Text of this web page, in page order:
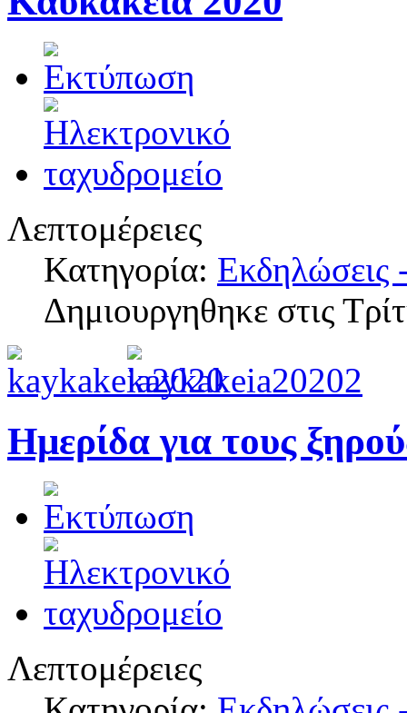
Λεπτομέρειες
Κατηγορία: Εκδηλώσεις
Δημιουργηθηκε στις
Ημερίδα για τους
Λεπτομέρειες